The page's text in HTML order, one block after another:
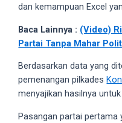
you
processed
dan kemampuan Excel
Baca Lainnya : (Video)
Partai Tanpa Mahar
Berdasarkan data yang
pemenangan pilkades
menyajikan hasilnya
Pasangan partai pertama